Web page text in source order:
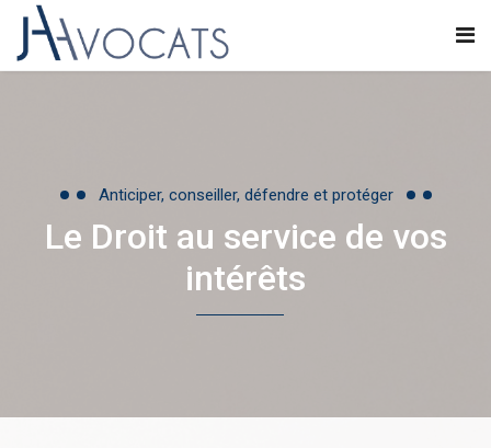
Anticiper, conseiller, défendre et protéger
Le Droit au service de vos
intérêts